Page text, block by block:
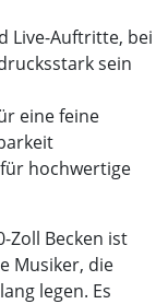
Live-Auftritte, bei
sein
eine feine
hochwertige
Zoll Becken ist
Musiker, die
legen. Es